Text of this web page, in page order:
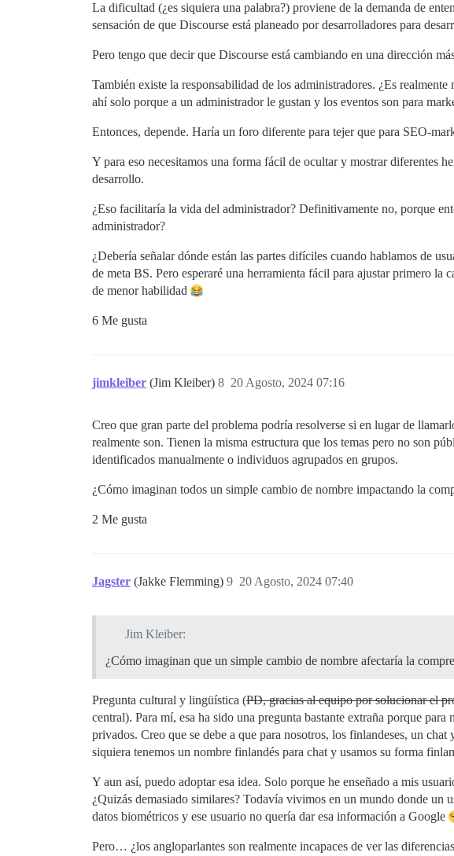
La dificultad (¿es siquiera una palabra?) proviene de la demanda de
sensación de que Discourse está planeado por desarrolladores para
Pero tengo que decir que Discourse está cambiando en una dirección
También existe la responsabilidad de los administradores. ¿Es
ahí solo porque a un administrador le gustan y los eventos son para
Entonces, depende. Haría un foro diferente para tejer que para SEO-
Y para eso necesitamos una forma fácil de ocultar y mostrar diferentes
desarrollo.
¿Eso facilitaría la vida del administrador? Definitivamente no, porque
administrador?
¿Debería señalar dónde están las partes difíciles cuando hablamos de
de meta BS. Pero esperaré una herramienta fácil para ajustar primero
de menor habilidad
6 Me gusta
jimkleiber (Jim Kleiber) 20 Agosto, 2024 07:16
8
Creo que gran parte del problema podría resolverse si en lugar de
realmente son. Tienen la misma estructura que los temas pero no son
identificados manualmente o individuos agrupados en grupos.
¿Cómo imaginan todos un simple cambio de nombre impactando la
2 Me gusta
Jagster (Jakke Flemming) 20 Agosto, 2024 07:40
9
Jim Kleiber:
¿Cómo imaginan que un simple cambio de nombre afectaría la
Pregunta cultural y lingüística (PD, gracias al equipo por solucionar el
central). Para mí, esa ha sido una pregunta bastante extraña porque
privados. Creo que se debe a que para nosotros, los finlandeses, un
siquiera tenemos un nombre finlandés para chat y usamos su forma
Y aun así, puedo adoptar esa idea. Solo porque he enseñado a mis
¿Quizás demasiado similares? Todavía vivimos en un mundo donde
datos biométricos y ese usuario no quería dar esa información a Google
Pero… ¿los angloparlantes son realmente incapaces de ver las